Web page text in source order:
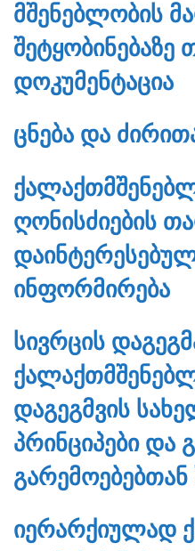
ᲛᲨᲔᲜᲔᲑᲚᲝᲑᲘᲡ
ᲓᲝᲙᲣᲛᲔᲜᲢᲐᲪᲘᲐ
ᲪᲜᲔᲑᲐ ᲓᲐ
ᲦᲝᲜᲘᲡᲫᲘᲔᲑᲘᲡ
ᲘᲜᲤᲝᲠᲛᲘᲠᲔᲑᲐ
ᲡᲘᲕᲠᲪᲘᲡ
ᲓᲐᲒᲔᲒᲛᲕᲘᲡ
ᲞᲠᲘᲜᲪᲘᲞᲔᲑᲘ ᲓᲐ
ᲒᲐᲠᲔᲛᲝᲔᲑᲔᲑᲗᲐᲜ
ᲘᲔᲠᲐᲠᲥᲘᲣᲚᲐᲓ